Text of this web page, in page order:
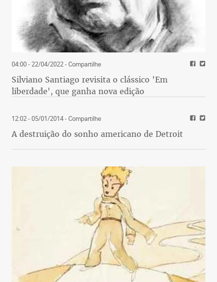
04:00 - 22/04/2022- Compartilhe
Silviano Santiago revisita o clássico 'Em
liberdade', que ganha nova edição
12:02 - 05/01/2014- Compartilhe
A destruição do sonho americano de Detroit